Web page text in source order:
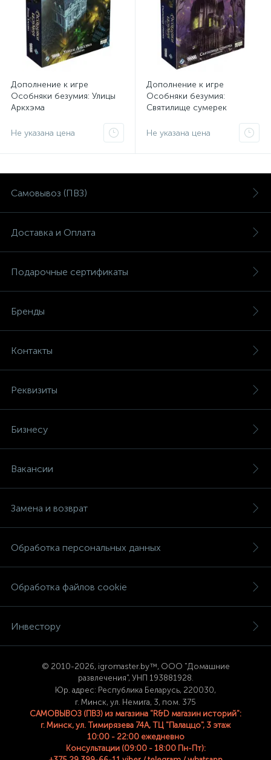
Дополнение к игре
Особняки безумия: Улицы
Аркхэма
Не указана цена
Дополнение к игре
Особняки безумия:
Святилище сумерек
Не указана цена
Самовывоз (ПВЗ)
Доставка и Оплата
Подарочные сертификаты
Бренды
Контакты
Реквизиты
Бизнесу
Вакансии
Замена и возврат
Обработка персональных данных
Обработка файлов cookie
Инвестору
© 2010-2026, igromaster.by™, ООО "Домашние
развлечения", УНП 193881928.
Юр. адрес: Республика Беларусь, 220030,
г. Минск, ул. Немига, 3, пом. 375
САМОВЫВОЗ (ПВЗ) из магазина "R&D магазин историй":
г. Минск, ул. Тимирязева 74A, ТЦ "Палаццо", 3 этаж
10:00 - 22:00 ежедневно
Консультации (09:00 - 18:00 Пн-Пт):